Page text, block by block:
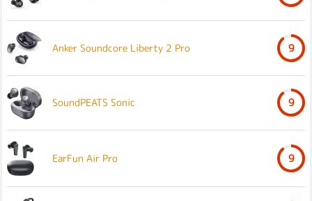
Anker Soundcore Liberty 2 Pro 9
SoundPEATS Sonic 9
EarFun Air Pro 9